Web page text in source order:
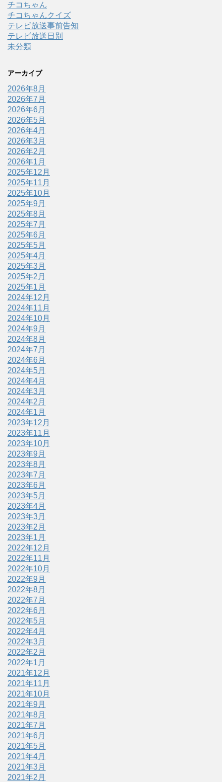
チコちゃん
チコちゃんクイズ
テレビ放送事前告知
テレビ放送日別
未分類
アーカイブ
2026年8月
2026年7月
2026年6月
2026年5月
2026年4月
2026年3月
2026年2月
2026年1月
2025年12月
2025年11月
2025年10月
2025年9月
2025年8月
2025年7月
2025年6月
2025年5月
2025年4月
2025年3月
2025年2月
2025年1月
2024年12月
2024年11月
2024年10月
2024年9月
2024年8月
2024年7月
2024年6月
2024年5月
2024年4月
2024年3月
2024年2月
2024年1月
2023年12月
2023年11月
2023年10月
2023年9月
2023年8月
2023年7月
2023年6月
2023年5月
2023年4月
2023年3月
2023年2月
2023年1月
2022年12月
2022年11月
2022年10月
2022年9月
2022年8月
2022年7月
2022年6月
2022年5月
2022年4月
2022年3月
2022年2月
2022年1月
2021年12月
2021年11月
2021年10月
2021年9月
2021年8月
2021年7月
2021年6月
2021年5月
2021年4月
2021年3月
2021年2月